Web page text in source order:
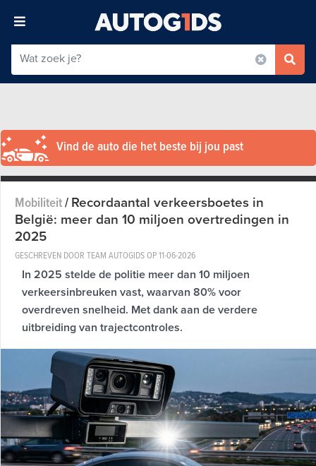
Vind de auto die het beste bij jou past
Mobiliteit/Recordaantal verkeersboetes in
België: meer dan 10 miljoen overtredingen in
2025
GESCHREVEN DOOR TEAM AUTOGIDS OP11-06-2026
In 2025 stelde de politie meer dan 10 miljoen
verkeersinbreuken vast, waarvan 80% voor
overdreven snelheid. Met dank aan de verdere
uitbreiding van trajectcontroles.